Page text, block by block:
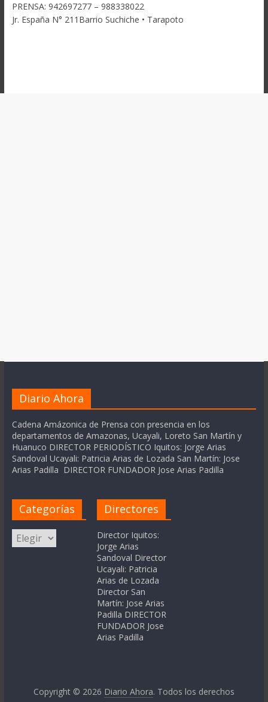
PRENSA: 942697277 – 988338022
Jr. España N° 211Barrio Suchiche • Tarapoto
Diario Ahora
Cadena Amázonica de Prensa con presencia en los
departamentos de Amazonas, Ucayali, Loreto San Martín y
Huanuco DIRECTOR PERIODÍSTICO Iquitos: Jorge Arias
Sandoval Ucayali: Patricia Arias de Lozada San Martín: Jose
Arias Padilla DIRECTOR FUNDADOR Jose Arias Padilla
Categorías
Categorías
Directores
Director Iquitos:
Jorge Arias
Sandoval Director
Ucayali: Patricia
Arias de Lozada
Director San
Martín: Jose Arias
Padilla DIRECTOR
FUNDADOR Jose
Arias Padilla
Copyright © 2026 Diario Ahora. Todos los derechos